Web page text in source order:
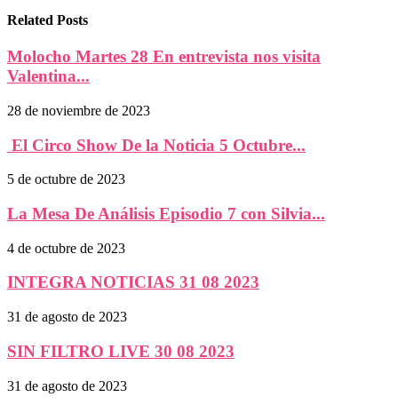
Related Posts
Molocho Martes 28 En entrevista nos visita
Valentina...
28 de noviembre de 2023
El Circo Show De la Noticia 5 Octubre...
5 de octubre de 2023
La Mesa De Análisis Episodio 7 con Silvia...
4 de octubre de 2023
INTEGRA NOTICIAS 31 08 2023
31 de agosto de 2023
SIN FILTRO LIVE 30 08 2023
31 de agosto de 2023